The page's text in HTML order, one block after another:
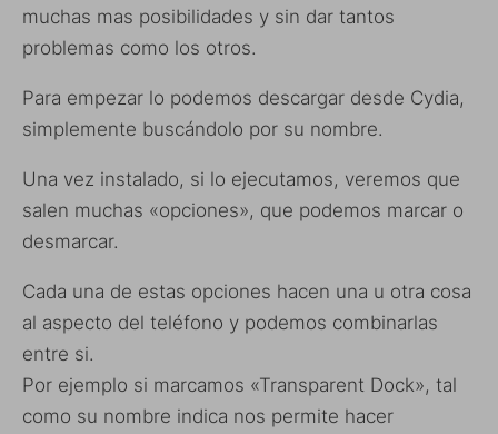
muchas mas posibilidades y sin dar tantos
problemas como los otros.
Para empezar lo podemos descargar desde Cydia,
simplemente buscándolo por su nombre.
Una vez instalado, si lo ejecutamos, veremos que
salen muchas «opciones», que podemos marcar o
desmarcar.
Cada una de estas opciones hacen una u otra cosa
al aspecto del teléfono y podemos combinarlas
entre si.
Por ejemplo si marcamos «Transparent Dock», tal
como su nombre indica nos permite hacer